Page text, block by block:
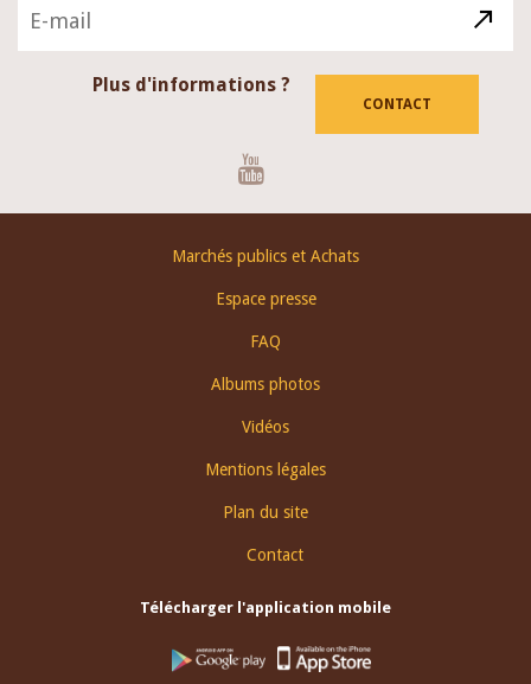
Plus d'informations ?
CONTACT
Marchés publics et Achats
Espace presse
FAQ
Albums photos
Vidéos
Mentions légales
Plan du site
Contact
Télécharger l'application mobile